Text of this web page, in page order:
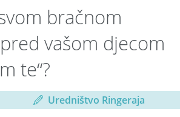
bračnom
vašom djecom
te“?
Uredništvo Ringeraja